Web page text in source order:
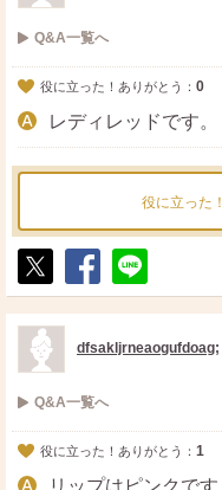
Q&A一覧へ
役に立った！ありがとう： 0
レディレッドです。
役に立った！
ポ
ス
ト
シ
ェ
送
る
dfsakljrneaogufdoag;
Q&A一覧へ
役に立った！ありがとう： 1
リップはピンクです